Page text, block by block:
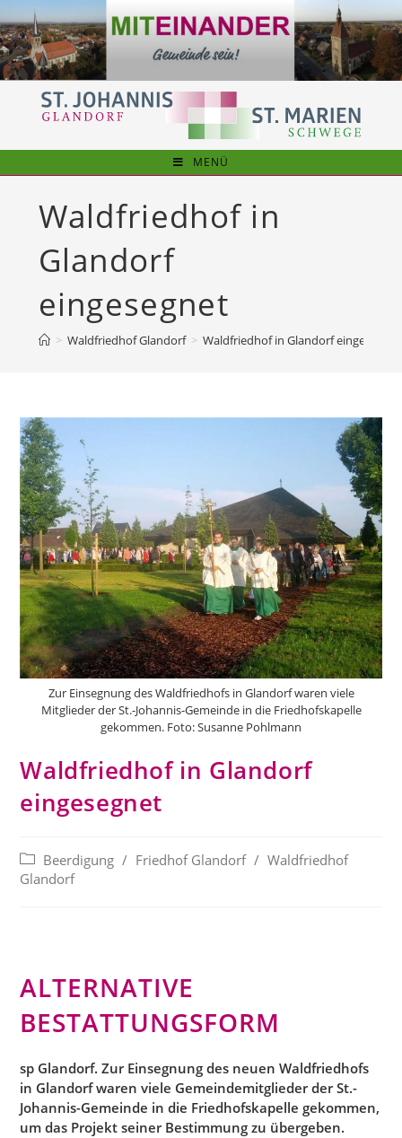
Inhalt
springen
MENÜ
Waldfriedhof in
Glandorf
eingesegnet
> Waldfriedhof Glandorf > Waldfriedhof in Glandorf eingesegnet
Zur Einsegnung des Waldfriedhofs in Glandorf waren viele
Mitglieder der St.-Johannis-Gemeinde in die Friedhofskapelle
gekommen. Foto: Susanne Pohlmann
Waldfriedhof in Glandorf
eingesegnet
Beitrags-
Kategorie:
Beerdigung / Friedhof Glandorf / Waldfriedhof
Glandorf
ALTERNATIVE
BESTATTUNGSFORM
sp Glandorf. Zur Einsegnung des neuen Waldfriedhofs
in Glandorf waren viele Gemeindemitglieder der St.-
Johannis-Gemeinde in die Friedhofskapelle gekommen,
um das Projekt seiner Bestimmung zu übergeben.